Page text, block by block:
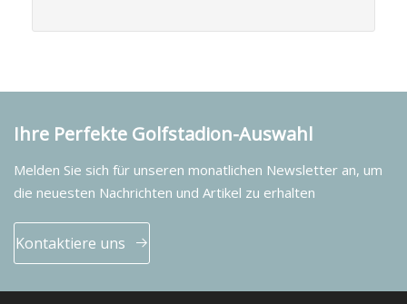
Ihre Perfekte Golfstadion-Auswahl
Melden Sie sich für unseren monatlichen Newsletter an, um
die neuesten Nachrichten und Artikel zu erhalten
Kontaktiere uns